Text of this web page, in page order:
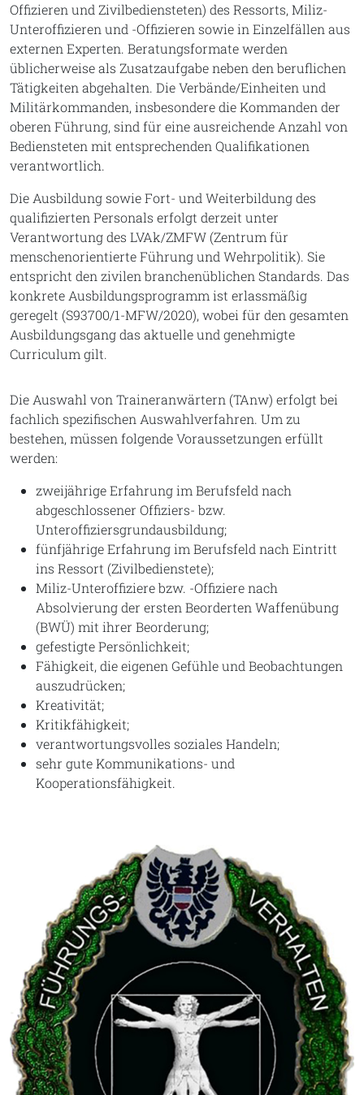
Offizieren und Zivilbediensteten) des Ressorts, Miliz-
Unteroffizieren und -Offizieren sowie in Einzelfällen aus
externen Experten. Beratungsformate werden
üblicherweise als Zusatzaufgabe neben den beruflichen
Tätigkeiten abgehalten. Die Verbände/Einheiten und
Militärkommanden, insbesondere die Kommanden der
oberen Führung, sind für eine ausreichende Anzahl von
Bediensteten mit entsprechenden Qualifikationen
verantwortlich.
Die Ausbildung sowie Fort- und Weiterbildung des
qualifizierten Personals erfolgt derzeit unter
Verantwortung des LVAk/ZMFW (Zentrum für
menschenorientierte Führung und Wehrpolitik). Sie
entspricht den zivilen branchenüblichen Standards. Das
konkrete Ausbildungsprogramm ist erlassmäßig
geregelt (S93700/1-MFW/2020), wobei für den gesamten
Ausbildungsgang das aktuelle und genehmigte
Curriculum gilt.
Die Auswahl von Traineranwärtern (TAnw) erfolgt bei
fachlich spezifischen Auswahlverfahren. Um zu
bestehen, müssen folgende Voraussetzungen erfüllt
werden:
zweijährige Erfahrung im Berufsfeld nach
abgeschlossener Offiziers- bzw.
Unteroffiziersgrundausbildung;
fünfjährige Erfahrung im Berufsfeld nach Eintritt
ins Ressort (Zivilbedienstete);
Miliz-Unteroffiziere bzw. -Offiziere nach
Absolvierung der ersten Beorderten Waffenübung
(BWÜ) mit ihrer Beorderung;
gefestigte Persönlichkeit;
Fähigkeit, die eigenen Gefühle und Beobachtungen
auszudrücken;
Kreativität;
Kritikfähigkeit;
verantwortungsvolles soziales Handeln;
sehr gute Kommunikations- und
Kooperationsfähigkeit.